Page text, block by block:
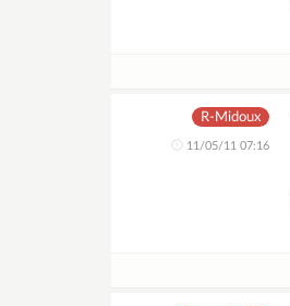
R-Midoux
11/05/11 07:16